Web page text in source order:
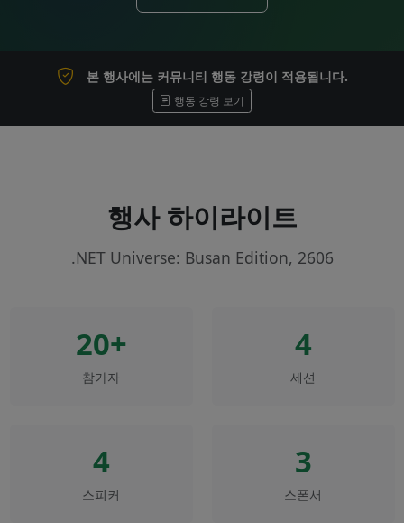
본 행사에는 커뮤니티 행동 강령이 적용됩니다.
행동 강령 보기
행사 하이라이트
.NET Universe: Busan Edition, 2606
20+
참가자
4
세션
4
스피커
3
스폰서